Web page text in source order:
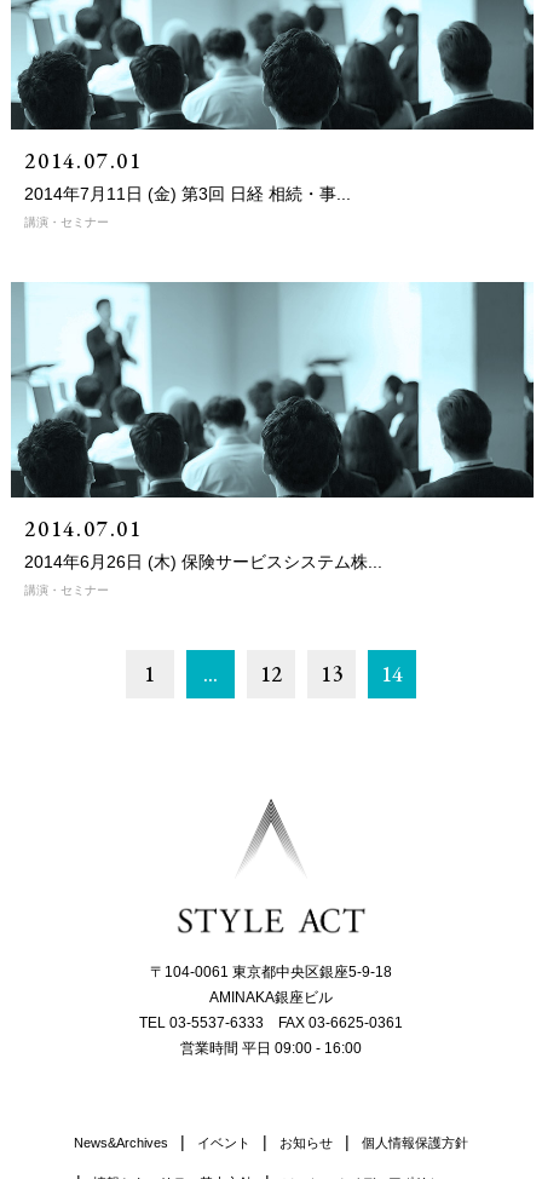
2014.07.01
2014年7月11日 (金) 第3回 日経 相続・事...
講演・セミナー
2014.07.01
2014年6月26日 (木) 保険サービスシステム株...
講演・セミナー
1 … 12 13 14
〒104-0061 東京都中央区銀座5-9-18
AMINAKA銀座ビル
TEL 03-5537-6333 FAX 03-6625-0361
営業時間 平日 09:00 - 16:00
News&Archives イベント お知らせ 個人情報保護方針